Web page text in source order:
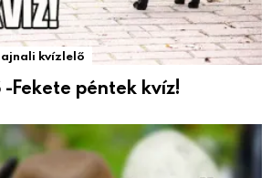
kvízlelő
Fekete péntek kvíz!